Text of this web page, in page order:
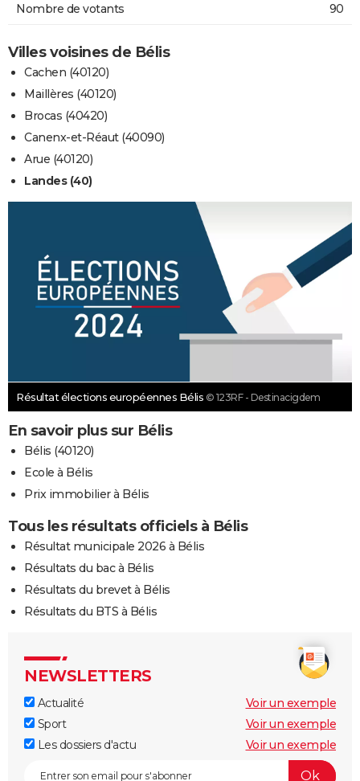
Nombre de votants 90
Villes voisines de Bélis
Cachen (40120)
Maillères (40120)
Brocas (40420)
Canenx-et-Réaut (40090)
Arue (40120)
Landes (40)
Résultat élections européennes Bélis © 123RF - Destinacigdem
En savoir plus sur Bélis
Bélis (40120)
Ecole à Bélis
Prix immobilier à Bélis
Tous les résultats officiels à Bélis
Résultat municipale 2026 à Bélis
Résultats du bac à Bélis
Résultats du brevet à Bélis
Résultats du BTS à Bélis
NEWSLETTERS
Actualité
Voir un exemple
Sport
Voir un exemple
Les dossiers d'actu
Voir un exemple